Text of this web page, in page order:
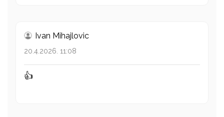
Ivan Mihajlovic
20.4.2026. 11:08
👍